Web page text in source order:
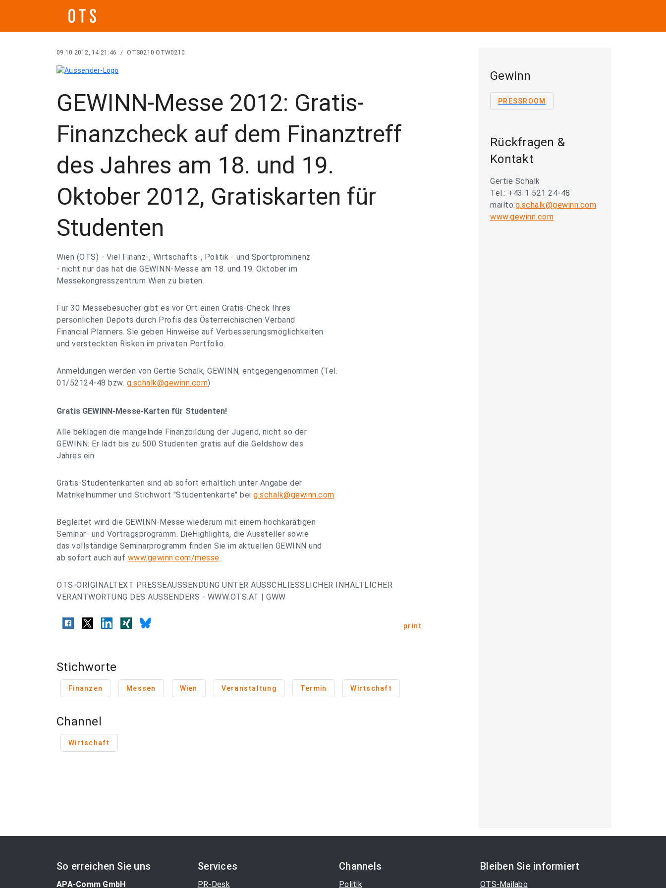
09.10.2012, 14:21:46 / OTS0210 OTW0210
GEWINN-Messe 2012: Gratis-
Finanzcheck auf dem Finanztreff
des Jahres am 18. und 19.
Oktober 2012, Gratiskarten für
Studenten
Wien (OTS) - Viel Finanz-, Wirtschafts-, Politik - und Sportprominenz
- nicht nur das hat die GEWINN-Messe am 18. und 19. Oktober im
Messekongresszentrum Wien zu bieten.
Für 30 Messebesucher gibt es vor Ort einen Gratis-Check Ihres
persönlichen Depots durch Profis des Österreichischen Verband
Financial Planners. Sie geben Hinweise auf Verbesserungsmöglichkeiten
und versteckten Risken im privaten Portfolio.
Anmeldungen werden von Gertie Schalk, GEWINN, entgegengenommen (Tel.
01/52124-48 bzw. g.schalk@gewinn.com)
Gratis GEWINN-Messe-Karten für Studenten!
Alle beklagen die mangelnde Finanzbildung der Jugend, nicht so der
GEWINN: Er lädt bis zu 500 Studenten gratis auf die Geldshow des
Jahres ein.
Gratis-Studentenkarten sind ab sofort erhältlich unter Angabe der
Matrikelnummer und Stichwort "Studentenkarte" bei g.schalk@gewinn.com
Begleitet wird die GEWINN-Messe wiederum mit einem hochkarätigen
Seminar- und Vortragsprogramm. DieHighlights, die Aussteller sowie
das vollständige Seminarprogramm finden Sie im aktuellen GEWINN und
ab sofort auch auf www.gewinn.com/messe.
OTS-ORIGINALTEXT PRESSEAUSSENDUNG UNTER AUSSCHLIESSLICHER INHALTLICHER
VERANTWORTUNG DES AUSSENDERS - WWW.OTS.AT | GWW
print
Stichworte
Finanzen Messen Wien Veranstaltung Termin Wirtschaft
Channel
Wirtschaft
Gewinn
PRESSROOM
Rückfragen &
Kontakt
Gertie Schalk
Tel.: +43 1 521 24-48
mailto:g.schalk@gewinn.com
www.gewinn.com
So erreichen Sie uns
APA-Comm GmbH
Services
PR-Desk
Channels
Politik
Bleiben Sie informiert
OTS-Mailabo